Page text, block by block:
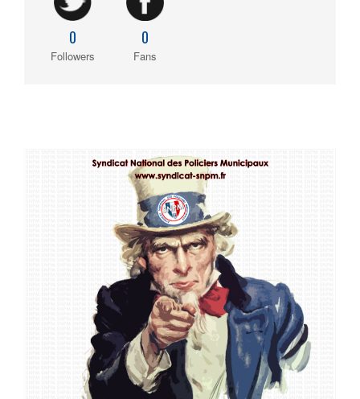
0
Followers
0
Fans